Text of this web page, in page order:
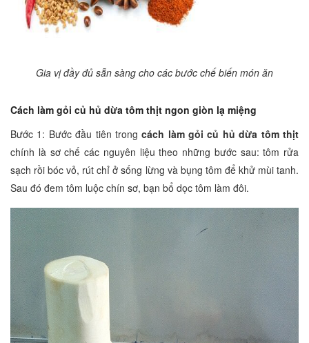
Gia vị đầy đủ sẵn sàng cho các bước chế biến món ăn
Cách làm gỏi củ hủ dừa tôm thịt ngon giòn lạ miệng
Bước 1: Bước đầu tiên trongcách làm gỏi củ hủ dừa tôm thịt
chính là sơ chế các nguyên liệu theo những bước sau: tôm rửa
sạch rồi bóc vỏ, rút chỉ ở sống lừng và bụng tôm để khử mùi tanh.
Sau đó đem tôm luộc chín sơ, bạn bổ dọc tôm làm đôi.